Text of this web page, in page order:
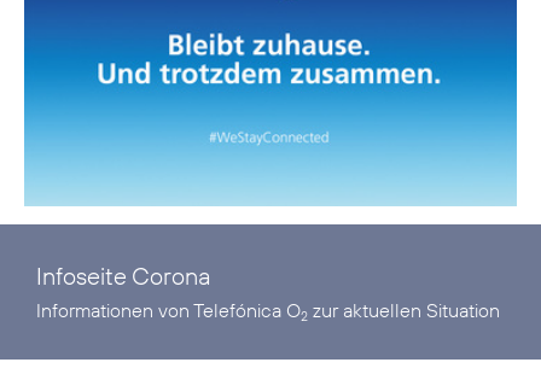
Infoseite Corona
Informationen von Telefónica O2 zur aktuellen Situation